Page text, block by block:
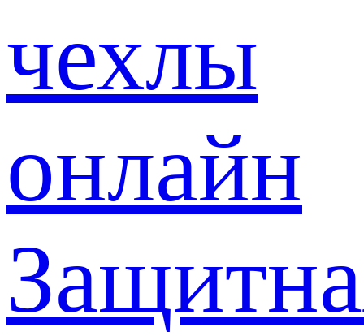
чехлы
онлайн